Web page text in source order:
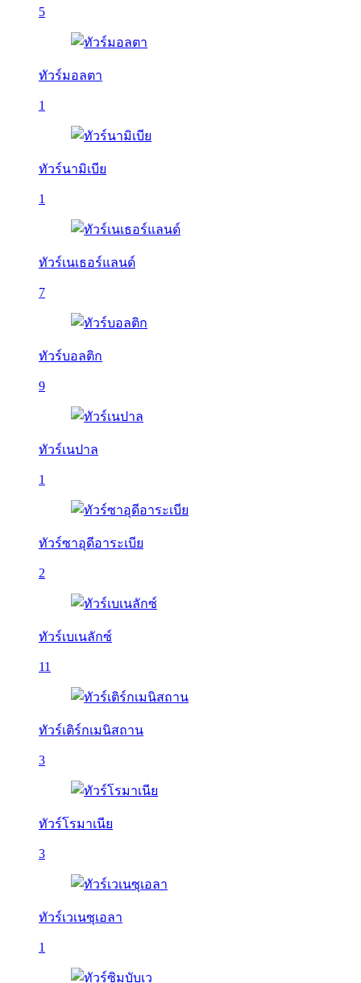
5
ทัวร์มอลตา
1
ทัวร์นามิเบีย
1
ทัวร์เนเธอร์แลนด์
7
ทัวร์บอลติก
9
ทัวร์เนปาล
1
ทัวร์ซาอุดีอาระเบีย
2
ทัวร์เบเนลักซ์
11
ทัวร์เติร์กเมนิสถาน
3
ทัวร์โรมาเนีย
3
ทัวร์เวเนซุเอลา
1